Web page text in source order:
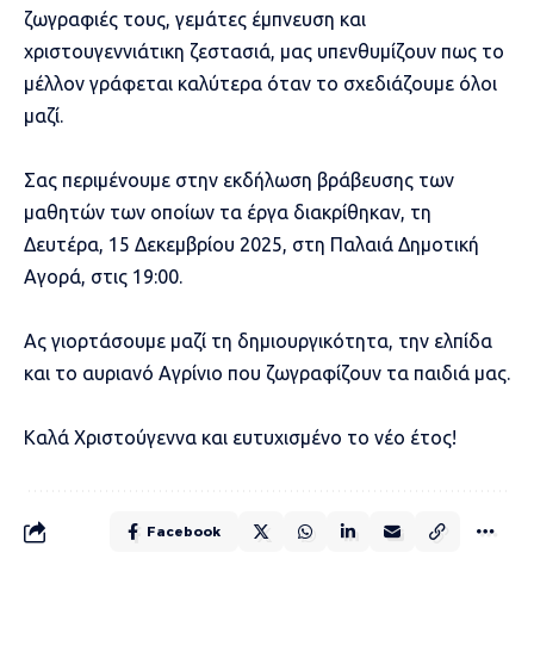
ζωγραφιές τους, γεμάτες έμπνευση και
χριστουγεννιάτικη ζεστασιά, μας υπενθυμίζουν πως το
μέλλον γράφεται καλύτερα όταν το σχεδιάζουμε όλοι
μαζί.
Σας περιμένουμε στην εκδήλωση βράβευσης των
μαθητών των οποίων τα έργα διακρίθηκαν, τη
Δευτέρα, 15 Δεκεμβρίου 2025, στη Παλαιά Δημοτική
Αγορά, στις 19:00.
Ας γιορτάσουμε μαζί τη δημιουργικότητα, την ελπίδα
και το αυριανό Αγρίνιο που ζωγραφίζουν τα παιδιά μας.
Καλά Χριστούγεννα και ευτυχισμένο το νέο έτος!
Facebook